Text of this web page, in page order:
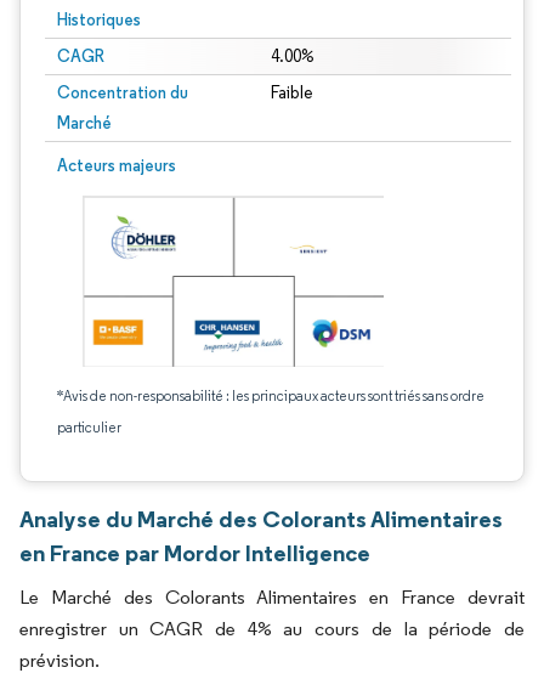
Historiques
CAGR 4.00%
Concentration du
Marché
Faible
Acteurs majeurs
*Avis de non-responsabilité : les principaux acteurs sont triés sans ordre
particulier
Analyse du Marché des Colorants Alimentaires
en France par Mordor Intelligence
Le Marché des Colorants Alimentaires en France devrait
enregistrer un CAGR de 4% au cours de la période de
prévision.